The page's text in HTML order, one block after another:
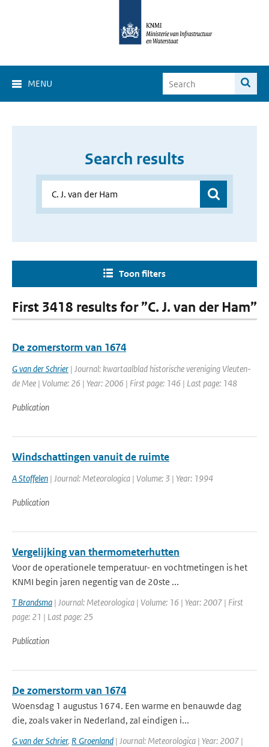
MENU
Search results
Toon filters
First 3418 results for ”C. J. van der Ham”
De zomerstorm van 1674
G van der Schrier | Journal: kwartaalblad historische vereniging Vleuten-
de Mee | Volume: 26 | Year: 2006 | First page: 146 | Last page: 148
Publication
Windschattingen vanuit de ruimte
A Stoffelen | Journal: Meteorologica | Volume: 3 | Year: 1994
Publication
Vergelijking van thermometerhutten
Voor de operationele temperatuur- en vochtmetingen is het
KNMI begin jaren negentig van de 20ste ...
T Brandsma | Journal: Meteorologica | Volume: 16 | Year: 2007 | First
page: 21 | Last page: 25
Publication
De zomerstorm van 1674
Woensdag 1 augustus 1674. Een warme en benauwde dag
die, zoals vaker in Nederland, zal eindigen i...
G van der Schrier, R Groenland | Journal: Meteorologica | Year: 2007 |